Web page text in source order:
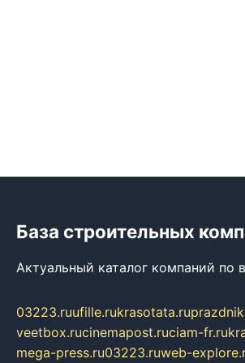
База строительных
Актуальный каталог компаний по
03223.ruufille.rukrasotata.ru
veetbox.rucinemapost.ruciam-fr.ru
mega-press.ru03223.ruweb-